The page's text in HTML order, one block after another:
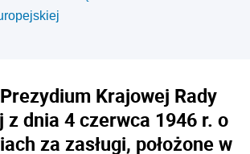
Krajowej Rady
z dnia 4 czerwca 1946 r. o
za zasługi, położone w